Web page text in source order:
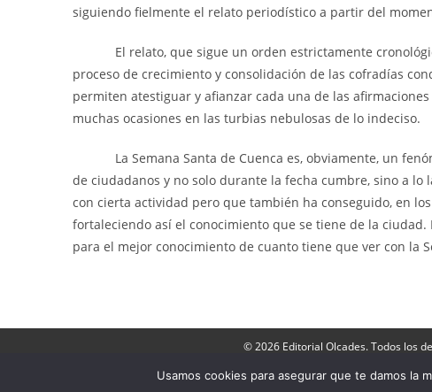
siguiendo fielmente el relato periodístico a partir del
El relato, que sigue un orden estrictamente
proceso de crecimiento y consolidación de las cofradías
permiten atestiguar y afianzar cada una de las
muchas ocasiones en las turbias nebulosas de lo indeciso.
La Semana Santa de Cuenca es, obviamente, un
de ciudadanos y no solo durante la fecha cumbre, sino a
con cierta actividad pero que también ha conseguido, en
fortaleciendo así el conocimiento que se tiene de la
para el mejor conocimiento de cuanto tiene que ver con la
© 2026 Editorial Olcades. Todos los
Director: José Luis Muñoz |
Usamos cookies para asegurar que te damos la